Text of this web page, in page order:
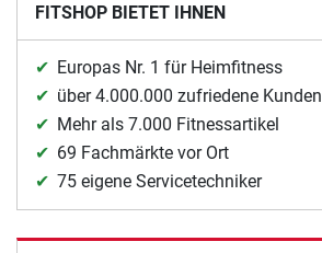
FITSHOP BIETET IHNEN
Europas Nr. 1 für Heimfitness
über 4.000.000 zufriedene Kunden
Mehr als 7.000 Fitnessartikel
69 Fachmärkte vor Ort
75 eigene Servicetechniker